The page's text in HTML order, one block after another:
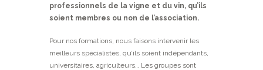
professionnels de la vigne et du vin, qu’ils
soient membres ou non de l’association.
Pour nos formations, nous faisons intervenir les
meilleurs spécialistes, qu’ils soient indépendants,
universitaires, agriculteurs… Les groupes sont